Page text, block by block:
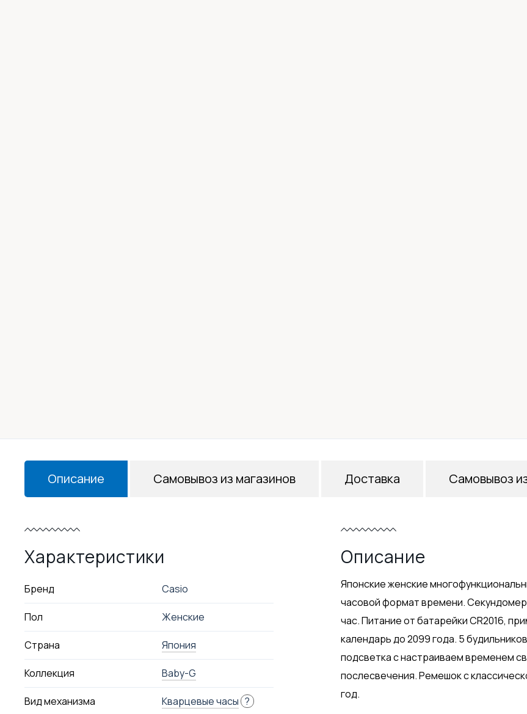
Описание
Характеристики
Бренд Casio
Пол Женские
Страна Япония
Коллекция Baby-G
Вид механизма Кварцевые часы ?
Описание
Японские женские
часовой формат времени. Секундомер
час. Питание от батарейки CR2016,
календарь до 2099 года. 5
подсветка с настраиваем временем
послесвечения. Ремешок с
год.
Самовывоз из магазинов Доставка Самовывоз